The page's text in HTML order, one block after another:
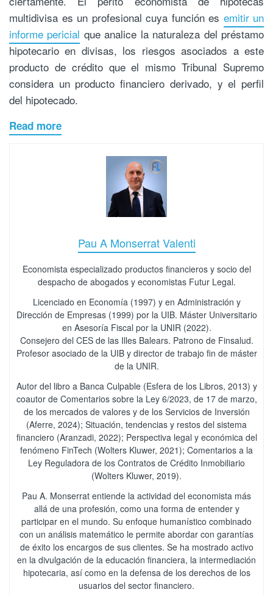
multidivisa es un profesional cuya función es emitir un
informe pericial que analice la naturaleza del préstamo
hipotecario en divisas, los riesgos asociados a este
producto de crédito que el mismo Tribunal Supremo
considera un producto financiero derivado, y el perfil
del hipotecado.
Read more
Pau A Monserrat Valenti
Economista especializado productos financieros y socio del
despacho de abogados y economistas Futur Legal.
Licenciado en Economía (1997) y en Administración y
Dirección de Empresas (1999) por la UIB. Máster Universitario
en Asesoría Fiscal por la UNIR (2022).
Consejero del CES de las Illes Balears. Patrono de Finsalud.
Profesor asociado de la UIB y director de trabajo fin de máster
de la UNIR.
Autor del libro a Banca Culpable (Esfera de los Libros, 2013) y
coautor de Comentarios sobre la Ley 6/2023, de 17 de marzo,
de los mercados de valores y de los Servicios de Inversión
(Aferre, 2024); Situación, tendencias y restos del sistema
financiero (Aranzadi, 2022); Perspectiva legal y económica del
fenómeno FinTech (Wolters Kluwer, 2021); Comentarios a la
Ley Reguladora de los Contratos de Crédito Inmobiliario
(Wolters Kluwer, 2019).
Pau A. Monserrat entiende la actividad del economista más
allá de una profesión, como una forma de entender y
participar en el mundo. Su enfoque humanístico combinado
con un análisis matemático le permite abordar con garantías
de éxito los encargos de sus clientes. Se ha mostrado activo
en la divulgación de la educación financiera, la intermediación
hipotecaria, así como en la defensa de los derechos de los
usuarios del sector financiero.